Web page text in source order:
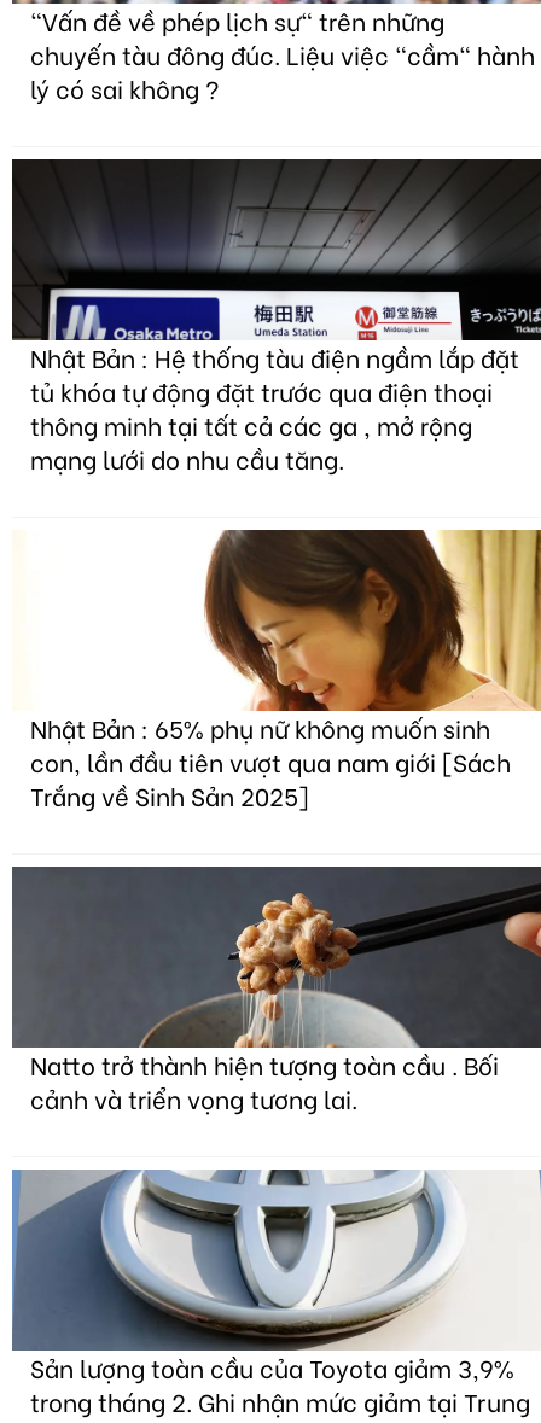
"Vấn đề về phép lịch sự" trên những
chuyến tàu đông đúc. Liệu việc "cầm" hành
lý có sai không ?
Nhật Bản : Hệ thống tàu điện ngầm lắp đặt
tủ khóa tự động đặt trước qua điện thoại
thông minh tại tất cả các ga , mở rộng
mạng lưới do nhu cầu tăng.
Nhật Bản : 65% phụ nữ không muốn sinh
con, lần đầu tiên vượt qua nam giới [Sách
Trắng về Sinh Sản 2025]
Natto trở thành hiện tượng toàn cầu . Bối
cảnh và triển vọng tương lai.
Sản lượng toàn cầu của Toyota giảm 3,9%
trong tháng 2. Ghi nhận mức giảm tại Trung